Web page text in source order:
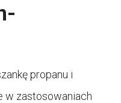
propanu i
w zastosowaniach